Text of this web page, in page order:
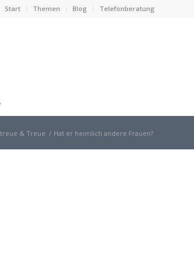
Start Themen Blog Telefonberatung
& Treue / Hat er heimlich andere Frauen?